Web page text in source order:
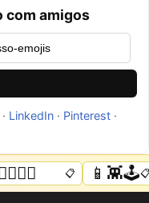
com amigos
· LinkedIn· Pinterest·
📋 📱👾🕹️